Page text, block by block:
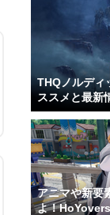
THQノルディ
ススメと最新
アニマや新要
よ！